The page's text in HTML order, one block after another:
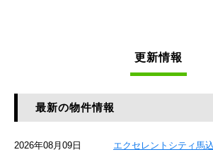
更新情報
最新の物件情報
2026年08月09日
エクセレントシティ馬